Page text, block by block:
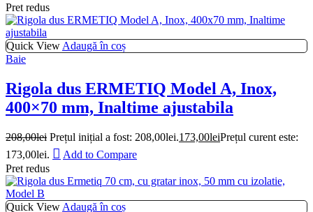
Pret redus
Quick View Adaugă în coș
Baie
Rigola dus ERMETIQ Model A, Inox,
400×70 mm, Inaltime ajustabila
208,00lei Prețul inițial a fost: 208,00lei.173,00leiPrețul curent este:
173,00lei.
Add to Compare
Pret redus
Quick View Adaugă în coș